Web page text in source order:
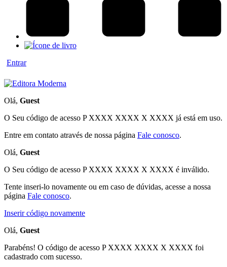
Entrar
Olá, Guest
O Seu código de acesso P XXXX XXXX X XXXX já está em uso.
Entre em contato através de nossa página Fale conosco.
Olá, Guest
O Seu código de acesso P XXXX XXXX X XXXX é inválido.
Tente inseri-lo novamente ou em caso de dúvidas, acesse a nossa
página Fale conosco.
Inserir código novamente
Olá, Guest
Parabéns! O código de acesso P XXXX XXXX X XXXX foi
cadastrado com sucesso.